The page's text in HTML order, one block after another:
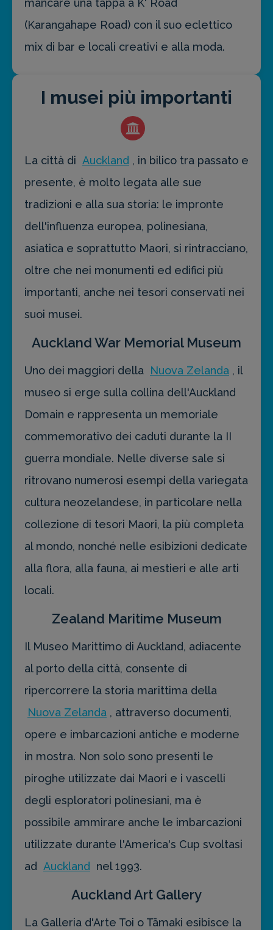
mancare una tappa a K' Road
(Karangahape Road) con il suo eclettico
mix di bar e locali creativi e alla moda.
I musei più importanti
La città di Auckland , in bilico tra passato e
presente, è molto legata alle sue
tradizioni e alla sua storia: le impronte
dell'influenza europea, polinesiana,
asiatica e soprattutto Maori, si rintracciano,
oltre che nei monumenti ed edifici più
importanti, anche nei tesori conservati nei
suoi musei.
Auckland War Memorial Museum
Uno dei maggiori della Nuova Zelanda , il
museo si erge sulla collina dell'Auckland
Domain e rappresenta un memoriale
commemorativo dei caduti durante la II
guerra mondiale. Nelle diverse sale si
ritrovano numerosi esempi della variegata
cultura neozelandese, in particolare nella
collezione di tesori Maori, la più completa
al mondo, nonché nelle esibizioni dedicate
alla flora, alla fauna, ai mestieri e alle arti
locali.
Zealand Maritime Museum
Il Museo Marittimo di Auckland, adiacente
al porto della città, consente di
ripercorrere la storia marittima della
Nuova Zelanda , attraverso documenti,
opere e imbarcazioni antiche e moderne
in mostra. Non solo sono presenti le
piroghe utilizzate dai Maori e i vascelli
degli esploratori polinesiani, ma è
possibile ammirare anche le imbarcazioni
utilizzate durante l'America's Cup svoltasi
ad Auckland nel 1993.
Auckland Art Gallery
La Galleria d'Arte Toi o Tāmaki esibisce la